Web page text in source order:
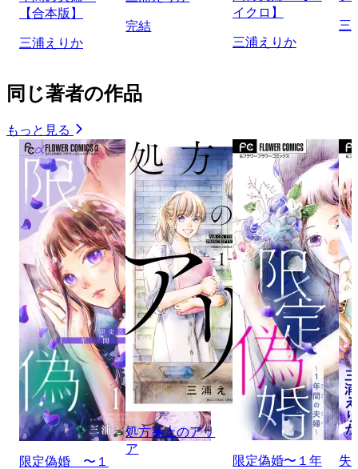
【合本版】
三浦えりか
完結
イクロ】
三浦えりか
三
同じ著者の作品
もっと見る
限定偽婚 〜１
処方箋上のアリ
ア
限定偽婚〜１年
失